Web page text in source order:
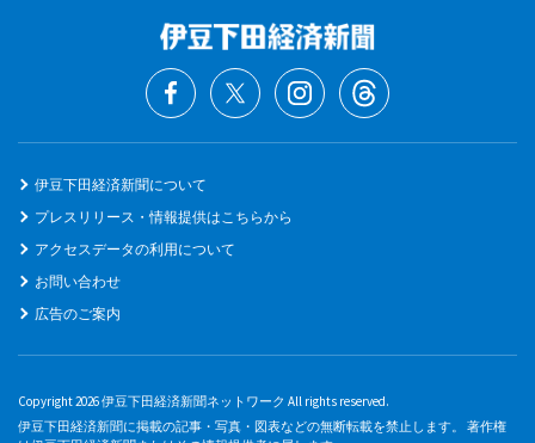
伊豆下田経済新聞について
プレスリリース・情報提供はこちらから
アクセスデータの利用について
お問い合わせ
広告のご案内
Copyright 2026 伊豆下田経済新聞ネットワーク All rights reserved.
伊豆下田経済新聞に掲載の記事・写真・図表などの無断転載を禁止します。 著作権